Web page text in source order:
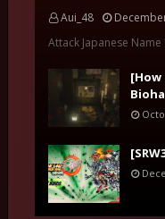
Aui_48
Attack Japanese
[How